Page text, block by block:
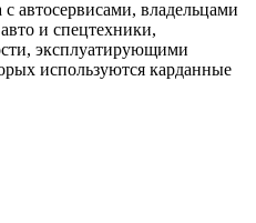
автосервисами, владельцами
и спецтехники,
эксплуатирующими
используются карданные